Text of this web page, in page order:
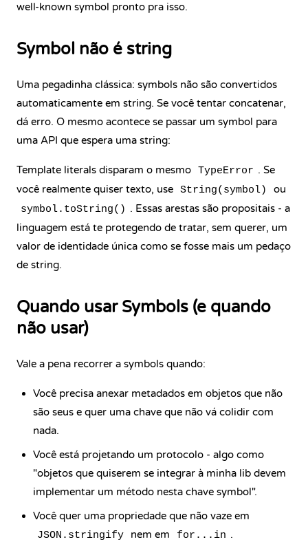
well-known symbol pronto pra isso.
Symbol não é string
Uma pegadinha clássica: symbols não são convertidos
automaticamente em string. Se você tentar concatenar,
dá erro. O mesmo acontece se passar um symbol para
uma API que espera uma string:
Template literals disparam o mesmo TypeError . Se
você realmente quiser texto, use String(symbol) ou
symbol.toString() . Essas arestas são propositais - a
linguagem está te protegendo de tratar, sem querer, um
valor de identidade única como se fosse mais um pedaço
de string.
Quando usar Symbols (e quando
não usar)
Vale a pena recorrer a symbols quando:
Você precisa anexar metadados em objetos que não
são seus e quer uma chave que não vá colidir com
nada.
Você está projetando um protocolo - algo como
"objetos que quiserem se integrar à minha lib devem
implementar um método nesta chave symbol".
Você quer uma propriedade que não vaze em
JSON.stringify nem em for...in .